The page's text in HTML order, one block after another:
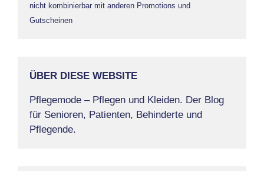
nicht kombinierbar mit anderen Promotions und
Gutscheinen
ÜBER DIESE WEBSITE
Pflegemode – Pflegen und Kleiden. Der Blog
für Senioren, Patienten, Behinderte und
Pflegende.